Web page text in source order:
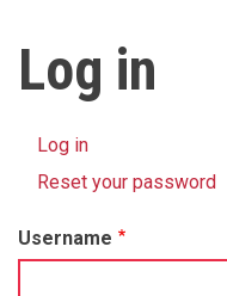
Log in
Primary
Log in
tab)
Reset your password
Username